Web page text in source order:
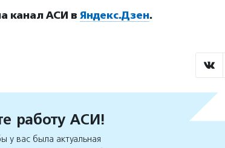
канал АСИ в Яндекс.Дзен.
работу АСИ!
вас была актуальная